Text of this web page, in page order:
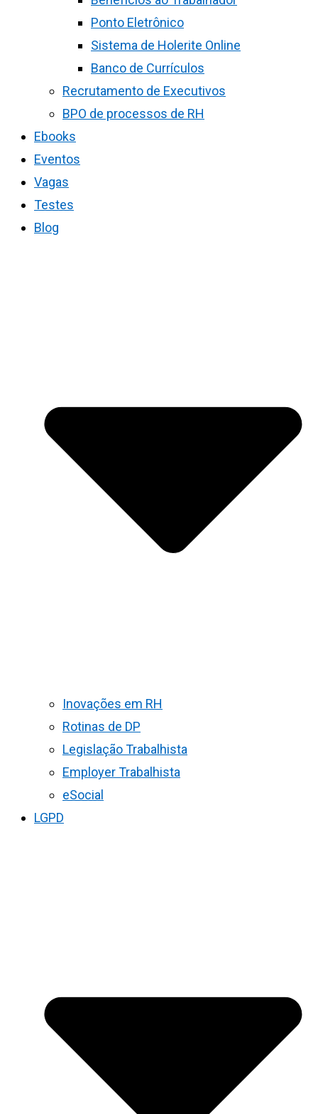
Ponto Eletrônico
Sistema de Holerite Online
Banco de Currículos
Recrutamento de Executivos
BPO de processos de RH
Ebooks
Eventos
Vagas
Testes
Blog
Inovações em RH
Rotinas de DP
Legislação Trabalhista
Employer Trabalhista
eSocial
LGPD